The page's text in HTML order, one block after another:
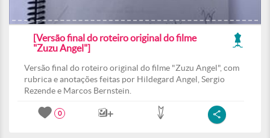
[Versão final do roteiro original do filme
"Zuzu Angel"]
Versão final do roteiro original do filme "Zuzu Angel", com
rubrica e anotações feitas por Hildegard Angel, Sergio
Rezende e Marcos Bernstein.
0